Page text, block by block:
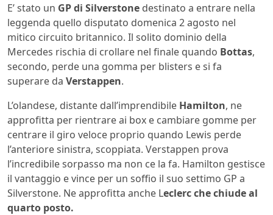
E’ stato un GP di Silverstone destinato a entrare nella
leggenda quello disputato domenica 2 agosto nel
mitico circuito britannico. Il solito dominio della
Mercedes rischia di crollare nel finale quando Bottas,
secondo, perde una gomma per blisters e si fa
superare da Verstappen.
L’olandese, distante dall’imprendibile Hamilton, ne
approfitta per rientrare ai box e cambiare gomme per
centrare il giro veloce proprio quando Lewis perde
l’anteriore sinistra, scoppiata. Verstappen prova
l’incredibile sorpasso ma non ce la fa. Hamilton gestisce
il vantaggio e vince per un soffio il suo settimo GP a
Silverstone. Ne approfitta anche Leclerc che chiude al
quarto posto.